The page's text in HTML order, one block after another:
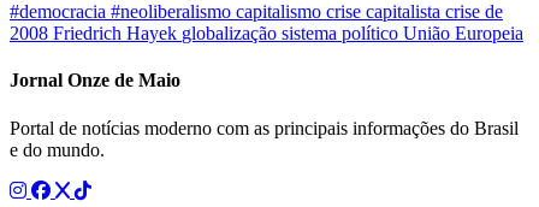
#democracia #neoliberalismo capitalismo crise capitalista crise de
2008 Friedrich Hayek globalização sistema político União Europeia
Jornal Onze de Maio
Portal de notícias moderno com as principais informações do Brasil
e do mundo.